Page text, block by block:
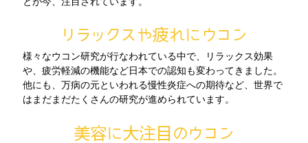
リラックスや疲れにウコン
様々なウコン研究が行なわれている中で、リラックス効果
や、疲労軽減の機能など日本での認知も変わってきました。
他にも、万病の元といわれる慢性炎症への期待など、世界で
はまだまだたくさんの研究が進められています。
美容に大注目のウコン